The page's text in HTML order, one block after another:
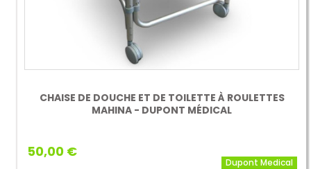
CHAISE DE DOUCHE ET DE TOILETTE À ROULETTES
MAHINA - DUPONT MÉDICAL
50,00 €
Dupont Medical